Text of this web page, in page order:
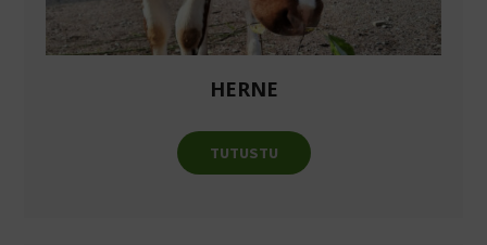
HERNE
TUTUSTU